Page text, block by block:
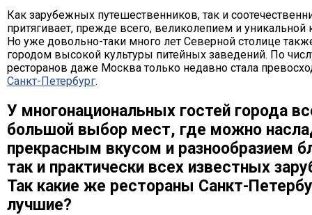
Как зарубежных путешественников, так и
притягивает, прежде всего, великолепием и уникальной
Но уже довольно-таки много лет Северной столице
городом высокой культуры питейных заведений. По
ресторанов даже Москва только недавно стала
Санкт-Петербург.
У многонациональных гостей города
большой выбор мест, где можно
прекрасным вкусом и разнообразием
так и практически всех известных
Так какие же рестораны Санкт-
лучшие?